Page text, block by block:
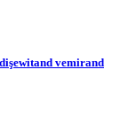
vemirand